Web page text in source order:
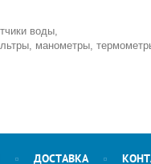
воды,
манометры,
ДОСТАВКА